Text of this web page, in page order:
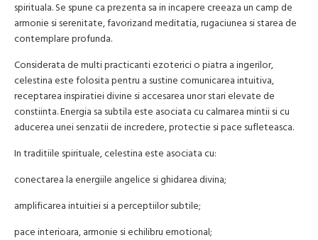
spirituala. Se spune ca prezenta sa in incapere creeaza un camp de
armonie si serenitate, favorizand meditatia, rugaciunea si starea de
contemplare profunda.
Considerata de multi practicanti ezoterici o piatra a ingerilor,
celestina este folosita pentru a sustine comunicarea intuitiva,
receptarea inspiratiei divine si accesarea unor stari elevate de
constiinta. Energia sa subtila este asociata cu calmarea mintii si cu
aducerea unei senzatii de incredere, protectie si pace sufleteasca.
In traditiile spirituale, celestina este asociata cu:
conectarea la energiile angelice si ghidarea divina;
amplificarea intuitiei si a perceptiilor subtile;
pace interioara, armonie si echilibru emotional;